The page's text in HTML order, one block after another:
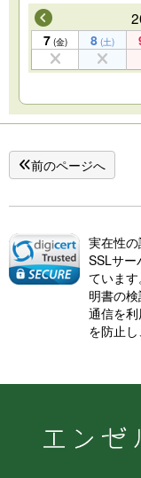
7 (金) 8 (土)
前のページへ
実在性
SSLサー
ていま
明書の
通信を
を防止